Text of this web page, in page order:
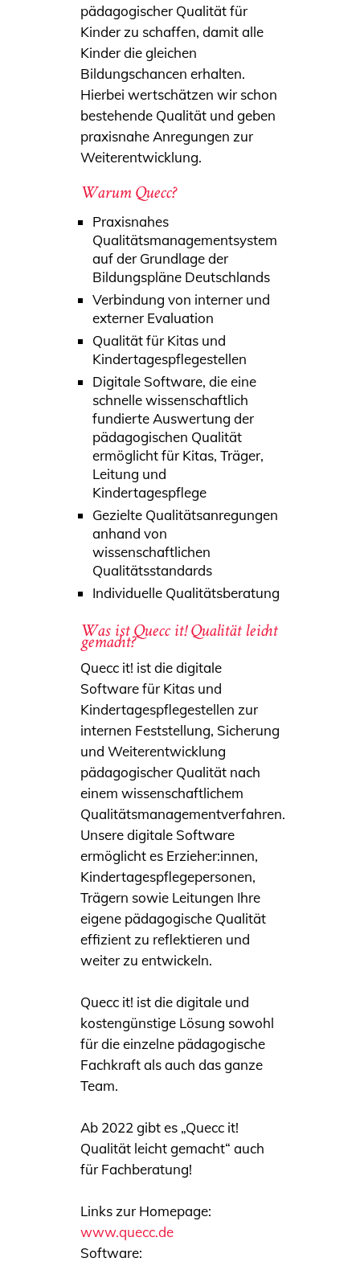
pädagogischer Qualität für
Kinder zu schaffen, damit alle
Kinder die gleichen
Bildungschancen erhalten.
Hierbei wertschätzen wir schon
bestehende Qualität und geben
praxisnahe Anregungen zur
Weiterentwicklung.
Warum Quecc?
Praxisnahes
Qualitätsmanagementsystem
auf der Grundlage der
Bildungspläne Deutschlands
Verbindung von interner und
externer Evaluation
Qualität für Kitas und
Kindertagespflegestellen
Digitale Software, die eine
schnelle wissenschaftlich
fundierte Auswertung der
pädagogischen Qualität
ermöglicht für Kitas, Träger,
Leitung und
Kindertagespflege
Gezielte Qualitätsanregungen
anhand von
wissenschaftlichen
Qualitätsstandards
Individuelle Qualitätsberatung
Was ist Quecc it! Qualität leicht
gemacht?
Quecc it! ist die digitale
Software für Kitas und
Kindertagespflegestellen zur
internen Feststellung, Sicherung
und Weiterentwicklung
pädagogischer Qualität nach
einem wissenschaftlichem
Qualitätsmanagementverfahren.
Unsere digitale Software
ermöglicht es Erzieher:innen,
Kindertagespflegepersonen,
Trägern sowie Leitungen Ihre
eigene pädagogische Qualität
effizient zu reflektieren und
weiter zu entwickeln.
Quecc it! ist die digitale und
kostengünstige Lösung sowohl
für die einzelne pädagogische
Fachkraft als auch das ganze
Team.
Ab 2022 gibt es „Quecc it!
Qualität leicht gemacht“ auch
für Fachberatung!
Links zur Homepage:
www.quecc.de
Software: